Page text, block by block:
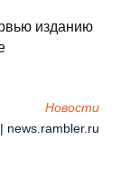
изданию
Новости
news.rambler.ru